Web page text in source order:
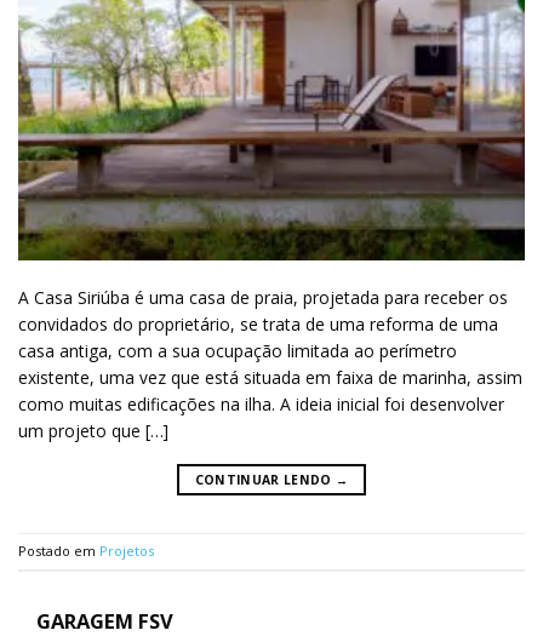
A Casa Siriúba é uma casa de praia, projetada para receber os
convidados do proprietário, se trata de uma reforma de uma
casa antiga, com a sua ocupação limitada ao perímetro
existente, uma vez que está situada em faixa de marinha, assim
como muitas edificações na ilha. A ideia inicial foi desenvolver
um projeto que […]
CONTINUAR LENDO →
Postado em Projetos
GARAGEM FSV